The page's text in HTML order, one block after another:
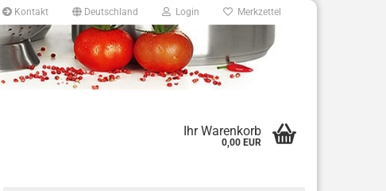
Kontakt Deutschland Login Merkzettel
Ihr Warenkorb
0,00 EUR